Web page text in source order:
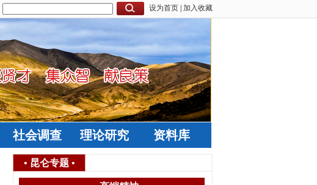
设为首页 加入收藏
社会调查 理论研究 资料库
• 昆仑专题 •